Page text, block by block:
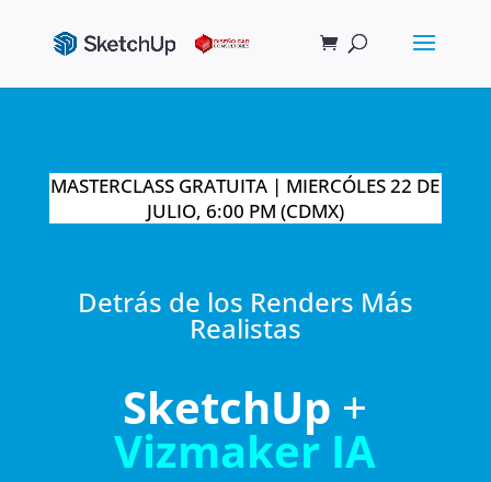
MASTERCLASS GRATUITA | MIERCÓLES 22 DE
JULIO, 6:00 PM (CDMX)
Detrás de los Renders Más
Realistas
SketchUp +
Vizmaker IA